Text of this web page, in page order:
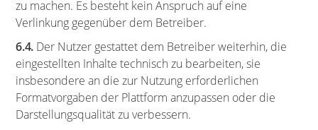
zu machen. Es besteht kein Anspruch auf eine
Verlinkung gegenüber dem Betreiber.
6.4.Der Nutzer gestattet dem Betreiber weiterhin, die
eingestellten Inhalte technisch zu bearbeiten, sie
insbesondere an die zur Nutzung erforderlichen
Formatvorgaben der Plattform anzupassen oder die
Darstellungsqualität zu verbessern.